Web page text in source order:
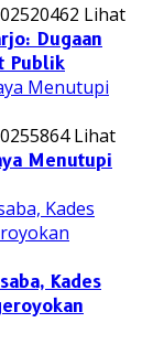
20462 Lihat
Dugaan
Publik
5864 Lihat
Menutupi
Kades